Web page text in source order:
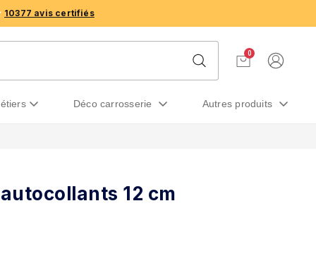
10377 avis certifiés
0
déco carrosserie autres produits
12 cm